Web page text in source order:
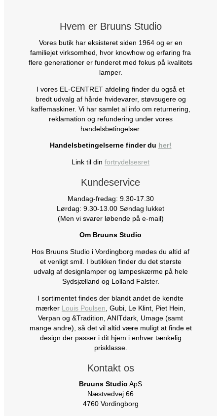
Hvem er Bruuns Studio
Vores butik har eksisteret siden 1964 og er en
familiejet virksomhed, hvor knowhow og erfaring fra
flere generationer er funderet med fokus på kvalitets
lamper.
I vores EL-CENTRET afdeling finder du også et
bredt udvalg af hårde hvidevarer, støvsugere og
kaffemaskiner. Vi har samlet al info om returnering,
reklamation og refundering under vores
handelsbetingelser.
Handelsbetingelserne finder du her!
Link til din fortrydelsesret
Kundeservice
Mandag-fredag: 9.30-17.30
Lørdag: 9.30-13.00 Søndag lukket
(Men vi svarer løbende på e-mail)
Om Bruuns Studio
Hos Bruuns Studio i Vordingborg mødes du altid af
et venligt smil. I butikken finder du det største
udvalg af designlamper og lampeskærme på hele
Sydsjælland og Lolland Falster.
I sortimentet findes der blandt andet de kendte
mærker Louis Poulsen , Gubi, Le Klint, Piet Hein,
Verpan og &Tradition, ANITdark, Umage (samt
mange andre), så det vil altid være muligt at finde et
design der passer i dit hjem i enhver tænkelig
prisklasse.
Kontakt os
Bruuns Studio ApS
Næstvedvej 66
4760 Vordingborg